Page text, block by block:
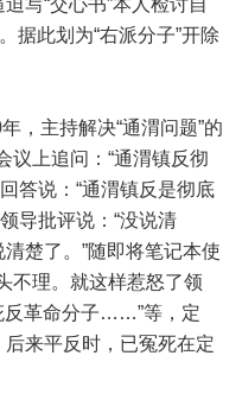
写“交心书”本人检讨自
据此划为“右派分子”开除
，主持解决“通渭问题”的
议上追问：“通渭镇反彻
答说：“通渭镇反是彻底
导批评说：“没说清
楚了。”随即将笔记本使
不理。就这样惹怒了领
反革命分子……”等，定
后来平反时，已冤死在定